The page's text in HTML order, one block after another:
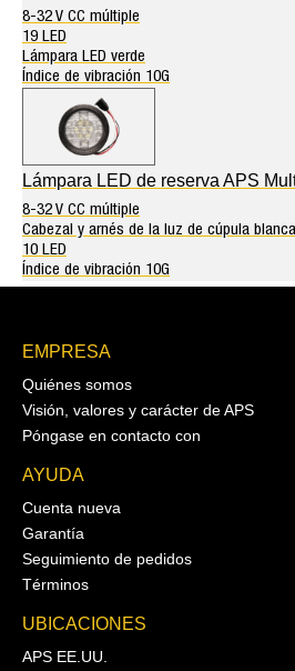
8-32 V CC múltiple
19 LED
Lámpara LED verde
Índice de vibración 10G
Lámpara LED de reserva APS
8-32 V CC múltiple
Cabezal y arnés de la luz de cúpula
10 LED
Índice de vibración 10G
EMPRESA
Quiénes somos
Visión, valores y carácter de APS
Póngase en contacto con
AYUDA
Cuenta nueva
Garantía
Seguimiento de pedidos
Términos
UBICACIONES
APS EE.UU.